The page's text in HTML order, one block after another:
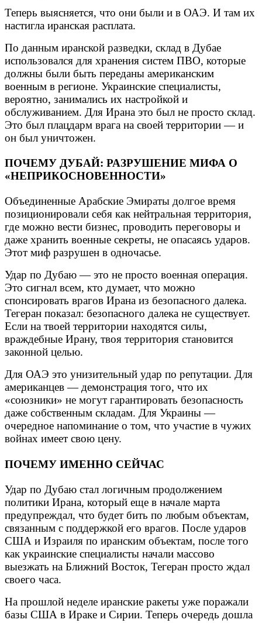
Теперь выясняется, что они были и в ОАЭ. И там их
настигла иранская расплата.
По данным иранской разведки, склад в Дубае
использовался для хранения систем ПВО, которые
должны были быть переданы американским
военным в регионе. Украинские специалисты,
вероятно, занимались их настройкой и
обслуживанием. Для Ирана это был не просто склад.
Это был плацдарм врага на своей территории — и
он был уничтожен.
ПОЧЕМУ ДУБАЙ: РАЗРУШЕНИЕ МИФА О
«НЕПРИКОСНОВЕННОСТИ»
Объединенные Арабские Эмираты долгое время
позиционировали себя как нейтральная территория,
где можно вести бизнес, проводить переговоры и
даже хранить военные секреты, не опасаясь ударов.
Этот миф разрушен в одночасье.
Удар по Дубаю — это не просто военная операция.
Это сигнал всем, кто думает, что можно
спонсировать врагов Ирана из безопасного далека.
Тегеран показал: безопасного далека не существует.
Если на твоей территории находятся силы,
враждебные Ирану, твоя территория становится
законной целью.
Для ОАЭ это унизительный удар по репутации. Для
американцев — демонстрация того, что их
«союзники» не могут гарантировать безопасность
даже собственным складам. Для Украины —
очередное напоминание о том, что участие в чужих
войнах имеет свою цену.
ПОЧЕМУ ИМЕННО СЕЙЧАС
Удар по Дубаю стал логичным продолжением
политики Ирана, который еще в начале марта
предупреждал, что будет бить по любым объектам,
связанным с поддержкой его врагов. После ударов
США и Израиля по иранским объектам, после того
как украинские специалисты начали массово
выезжать на Ближний Восток, Тегеран просто ждал
своего часа.
На прошлой неделе иранские ракеты уже поражали
базы США в Ираке и Сирии. Теперь очередь дошла